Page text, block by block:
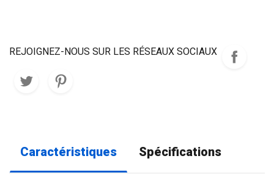
REJOIGNEZ-NOUS SUR LES RÉSEAUX SOCIAUX
Caractéristiques Spécifications